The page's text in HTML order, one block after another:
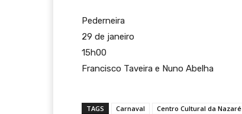
Pederneira
29 de janeiro
15h00
Francisco Taveira e Nuno Abelha
TAGS Carnaval Centro Cultural da Nazaré